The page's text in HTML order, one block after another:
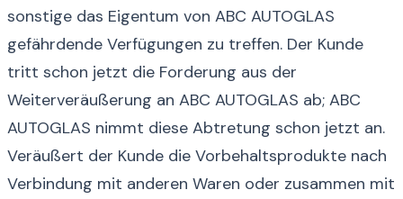
sonstige das Eigentum von ABC AUTOGLAS
gefährdende Verfügungen zu treffen. Der Kunde
tritt schon jetzt die Forderung aus der
Weiterveräußerung an ABC AUTOGLAS ab; ABC
AUTOGLAS nimmt diese Abtretung schon jetzt an.
Veräußert der Kunde die Vorbehaltsprodukte nach
Verbindung mit anderen Waren oder zusammen mit